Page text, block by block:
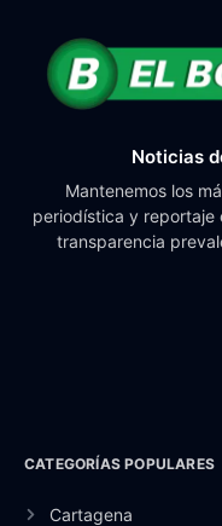
Noticias
Mantenemos los
periodística y reportaje
transparencia
CATEGORÍAS POPULARES
Cartagena